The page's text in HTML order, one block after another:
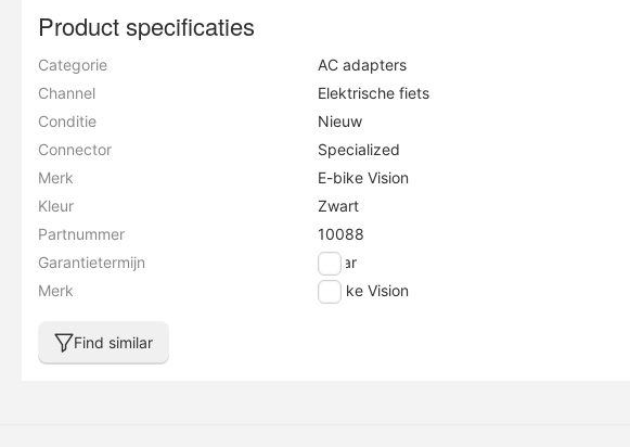
Product specificaties
Categorie
AC adapters
Channel
Elektrische fiets
Conditie
Nieuw
Connector
Specialized
Merk
E-bike Vision
Kleur
Zwart
Partnummer
10088
Garantietermijn
2 jaar
Merk
E-bike Vision
Find similar